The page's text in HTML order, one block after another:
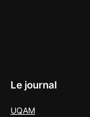
Le journal
UQAM